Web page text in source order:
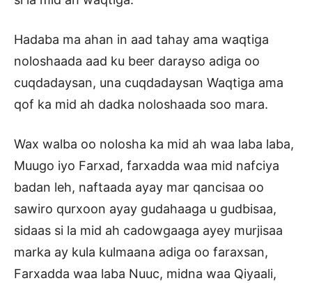
Hadaba ma ahan in aad tahay ama waqtiga
noloshaada aad ku beer darayso adiga oo
cuqdadaysan, una cuqdadaysan Waqtiga ama
qof ka mid ah dadka noloshaada soo mara.
Wax walba oo nolosha ka mid ah waa laba laba,
Muugo iyo Farxad, farxadda waa mid nafciya
badan leh, naftaada ayay mar qancisaa oo
sawiro qurxoon ayay gudahaaga u gudbisaa,
sidaas si la mid ah cadowgaaga ayey murjisaa
marka ay kula kulmaana adiga oo faraxsan,
Farxadda waa laba Nuuc, midna waa Qiyaali,